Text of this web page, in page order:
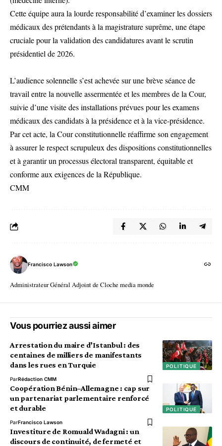
Cette équipe aura la lourde responsabilité d’examiner les dossiers
médicaux des prétendants à la magistrature suprême, une étape
cruciale pour la validation des candidatures avant le scrutin
présidentiel de 2026.
L’audience solennelle s’est achevée sur une brève séance de
travail entre la nouvelle assermentée et les membres de la Cour,
suivie d’une visite des installations prévues pour les examens
médicaux des candidats à la présidence et à la vice-présidence.
Par cet acte, la Cour constitutionnelle réaffirme son engagement
à assurer le respect scrupuleux des dispositions constitutionnelles
et à garantir un processus électoral transparent, équitable et
conforme aux exigences de la République.
CMM
Francisco Lawson
Administrateur Général Adjoint de Cloche media monde
Vous pourriez aussi aimer
POLITIQUE
Arrestation du maire d’Istanbul : des
centaines de milliers de manifestants
dans les rues en Turquie
ParRédaction CMM
POLITIQUE
Coopération Bénin–Allemagne : cap sur
un partenariat parlementaire renforcé
et durable
ParFrancisco Lawson
Investiture de Romuald Wadagni : un
discours de continuité, de fermeté et